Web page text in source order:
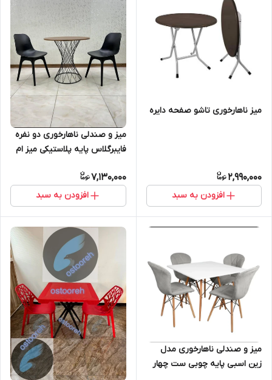
میز ناهارخوری تاشو صفحه دایره
2,990,000
افزودن به سبد
میز و صندلی ناهارخوری دو نفره
فایبرگلاس پایه پلاستیکی میز ام
7,130,000
افزودن به سبد
میز و صندلی ناهارخوری مدل
زین اسبی پایه چوبی ست چهار